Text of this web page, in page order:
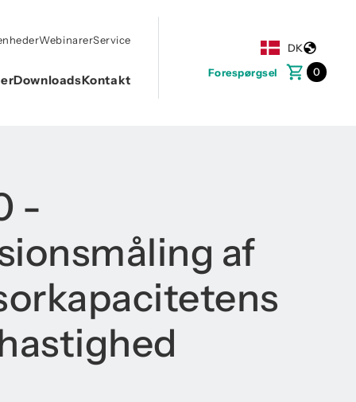
DK
Forespørgsel
0
WebinarerService
DownloadsKontakt
-
af